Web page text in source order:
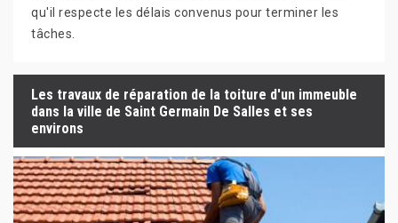
qu'il respecte les délais convenus pour terminer les
tâches.
Les travaux de réparation de la toiture d'un immeuble
dans la ville de Saint Germain De Salles et ses
environs